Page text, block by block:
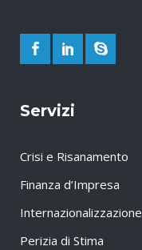
Servizi
Crisi e Risanamento
Finanza d’Impresa
Internazionalizzazione
Perizia di Stima